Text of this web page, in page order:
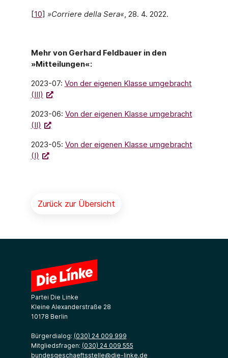
[10] »Corriere della Sera«, 28. 4. 2022.
Mehr von Gerhard Feldbauer in den
»Mitteilungen«:
2023-07: Von der eigenen Klasse umgebracht
(III)
2023-06: Von der eigenen Klasse umgebracht
(II)
2023-05: Von der eigenen Klasse umgebracht
(I)
Zurück zur Übersicht
Partei Die Linke
Kleine Alexanderstraße 28
10178 Berlin
Bürgerdialog: (030) 24 009 999
Mitgliedsfragen: (030) 24 009 555
bundesgeschaeftsstelle@die-linke.de